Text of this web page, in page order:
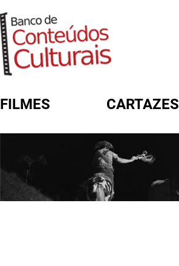
FILMES CARTAZES
FORMULÁRIO DE BUSCA